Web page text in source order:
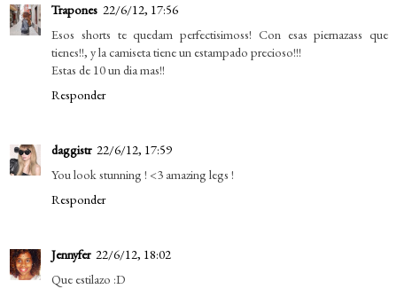
Trapones 22/6/12, 17:56
Esos shorts te quedam perfectisimoss! Con esas piernazass que
tienes!!, y la camiseta tiene un estampado precioso!!!
Estas de 10 un dia mas!!
Responder
daggistr 22/6/12, 17:59
You look stunning ! <3 amazing legs !
Responder
Jennyfer 22/6/12, 18:02
Que estilazo :D